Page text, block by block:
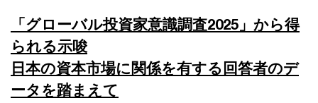
「グローバル投資家意識調査2025」から得
られる示唆
日本の資本市場に関係を有する回答者のデ
ータを踏まえて